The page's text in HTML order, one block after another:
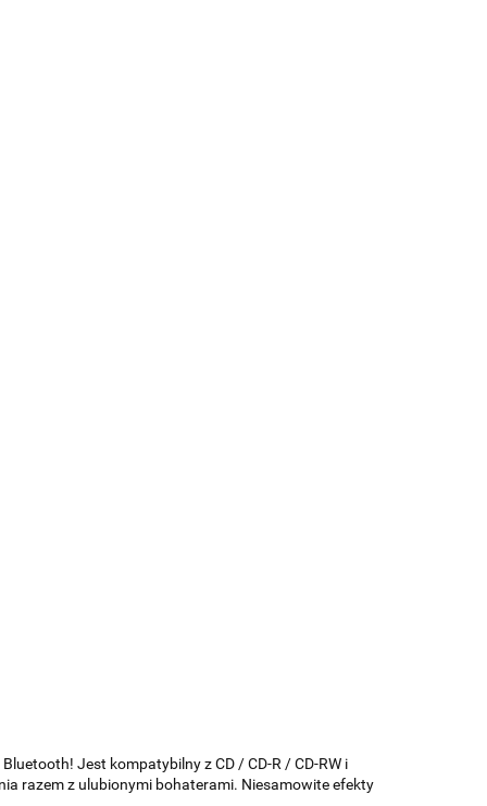
Jest kompatybilny z CD / CD-R / CD-RW i
razem z ulubionymi bohaterami. Niesamowite efekty